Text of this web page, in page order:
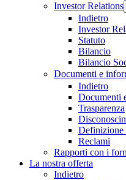
Investor Relations
Indietro
Investor
Statuto
Bilancio
Bilancio
Documenti e
Indietro
Documenti
Trasparenza
Definizione
Reclami
Rapporti con i
La nostra offerta
Indietro